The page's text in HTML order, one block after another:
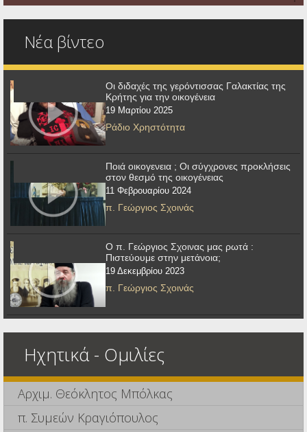
Νέα βίντεο
Οι διδαχές της γερόντισσας Γαλακτίας της
Κρήτης για την οικογένεια
19 Μαρτίου 2025
Ράδιο Χρηστότητα
Ποιά οικογενεια ; Οι σύγχρονες προκλήσεις
στον θεσμό της οικογένειας
11 Φεβρουαρίου 2024
π. Γεώργιος Σχοινάς
Ο π. Γεώργιος Σχοινας μας ρωτά :
Πιστεύουμε στην μετάνοια;
19 Δεκεμβρίου 2023
π. Γεώργιος Σχοινάς
Ηχητικά - Ομιλίες
Αρχιμ. Θεόκλητος Μπόλκας
π. Συμεών Κραγιόπουλος